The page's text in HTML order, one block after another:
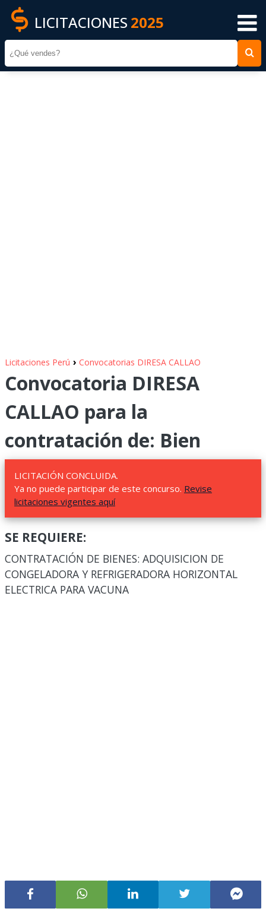
LICITACIONES 2025
Licitaciones Perú › Convocatorias DIRESA CALLAO
Convocatoria DIRESA
CALLAO para la
contratación de: Bien
LICITACIÓN CONCLUIDA.
Ya no puede participar de este concurso. Revise
licitaciones vigentes aquí
SE REQUIERE:
CONTRATACIÓN DE BIENES: ADQUISICION DE
CONGELADORA Y REFRIGERADORA HORIZONTAL
ELECTRICA PARA VACUNA